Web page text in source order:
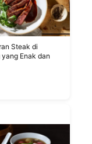
Steak di
yang Enak dan